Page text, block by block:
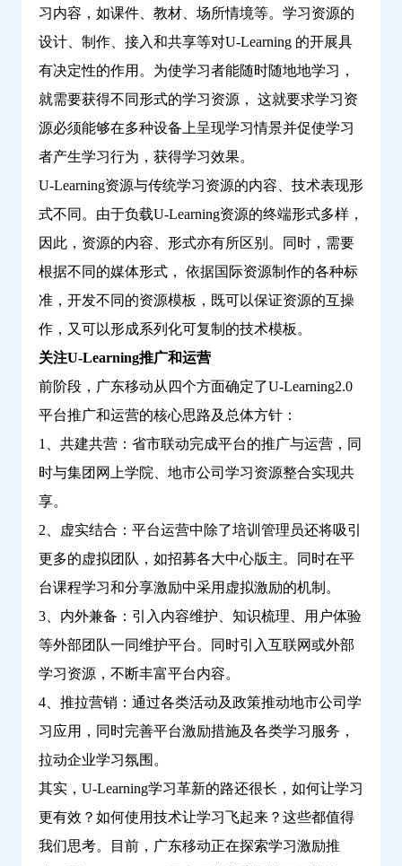
习内容，如课件、教材、场所情境等。学习资源的
设计、制作、接入和共享等对U-Learning 的开展具
有决定性的作用。为使学习者能随时随地地学习，
就需要获得不同形式的学习资源， 这就要求学习资
源必须能够在多种设备上呈现学习情景并促使学习
者产生学习行为，获得学习效果。
U-Learning资源与传统学习资源的内容、技术表现形
式不同。由于负载U-Learning资源的终端形式多样，
因此，资源的内容、形式亦有所区别。同时，需要
根据不同的媒体形式， 依据国际资源制作的各种标
准，开发不同的资源模板，既可以保证资源的互操
作，又可以形成系列化可复制的技术模板。
关注U-Learning推广和运营
前阶段，广东移动从四个方面确定了U-Learning2.0
平台推广和运营的核心思路及总体方针：
1、共建共营：省市联动完成平台的推广与运营，同
时与集团网上学院、地市公司学习资源整合实现共
享。
2、虚实结合：平台运营中除了培训管理员还将吸引
更多的虚拟团队，如招募各大中心版主。同时在平
台课程学习和分享激励中采用虚拟激励的机制。
3、内外兼备：引入内容维护、知识梳理、用户体验
等外部团队一同维护平台。同时引入互联网或外部
学习资源，不断丰富平台内容。
4、推拉营销：通过各类活动及政策推动地市公司学
习应用，同时完善平台激励措施及各类学习服务，
拉动企业学习氛围。
其实，U-Learning学习革新的路还很长，如何让学习
更有效？如何使用技术让学习飞起来？这些都值得
我们思考。目前，广东移动正在探索学习激励推